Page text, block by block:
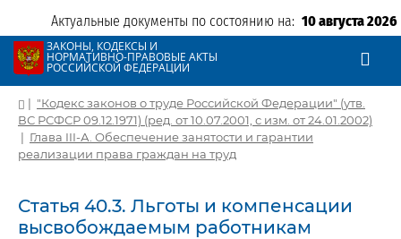
Актуальные документы по состоянию на: 10 августа 2026
ЗАКОНЫ, КОДЕКСЫ И
НОРМАТИВНО-ПРАВОВЫЕ АКТЫ
РОССИЙСКОЙ ФЕДЕРАЦИИ
| "Кодекс законов о труде Российской Федерации" (утв.
ВС РСФСР 09.12.1971) (ред. от 10.07.2001, с изм. от 24.01.2002)
| Глава III-А. Обеспечение занятости и гарантии
реализации права граждан на труд
Статья 40.3. Льготы и компенсации
высвобождаемым работникам